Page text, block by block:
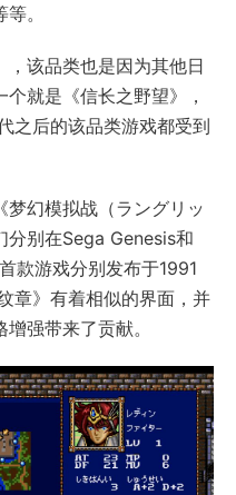
。
该品类也是因为其他日
就是《信长之野望》，
之后的该品类游戏都受到
幻模拟战（ラングリッ
分别在Sega Genesis和
款游戏分别发布于1991
章》有着相似的界面，并
强带来了贡献。